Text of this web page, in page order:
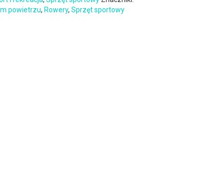
powietrzu, Rowery,Sprzęt sportowy